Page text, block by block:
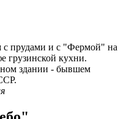
с прудами и с "Фермой" на
грузинской кухни.
здании - бывшем